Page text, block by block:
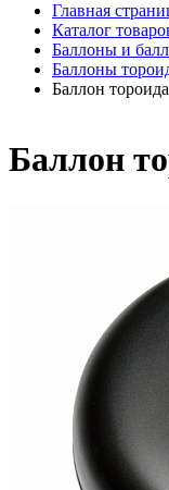
Главная
Каталог
Баллоны и
Баллоны
Баллон
Баллон